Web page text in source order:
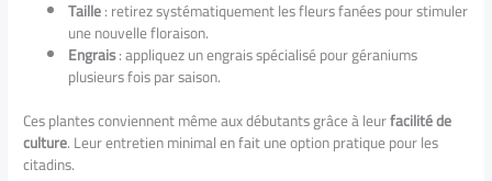
Taille: retirez systématiquement les fleurs fanées pour stimuler
une nouvelle floraison.
Engrais: appliquez un engrais spécialisé pour géraniums
plusieurs fois par saison.
Ces plantes conviennent même aux débutants grâce à leurfacilité de
culture. Leur entretien minimal en fait une option pratique pour les
citadins.